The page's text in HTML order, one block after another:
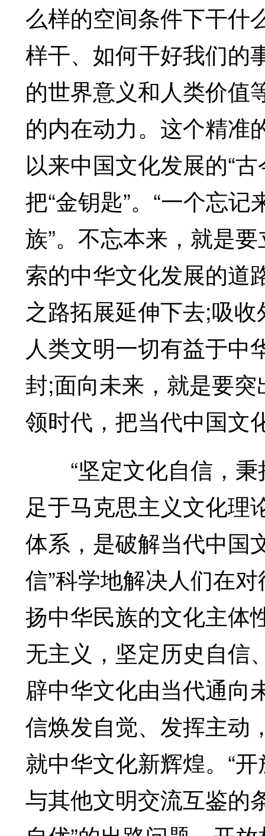
么样的空间条件下干什
样干、如何干好我们的
的世界意义和人类价值
的内在动力。这个精准
以来中国文化发展的“
把“金钥匙”。“一个忘
族”。不忘本来，就是
索的中华文化发展的道
之路拓展延伸下去;吸
人类文明一切有益于中
封;面向未来，就是要突
领时代，把当代中国文
“坚定文化自信，秉
足于马克思主义文化理
体系，是破解当代中国
信”科学地解决人们在
扬中华民族的文化主体
无主义，坚定历史自信
辟中华文化由当代通向
信焕发自觉、发挥主动
就中华文化新辉煌。“
与其他文明交流互鉴的